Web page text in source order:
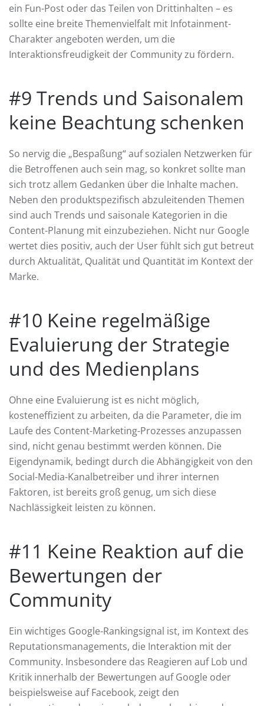
ein Fun-Post oder das Teilen von Drittinhalten – es
sollte eine breite Themenvielfalt mit Infotainment-
Charakter angeboten werden, um die
Interaktionsfreudigkeit der Community zu fördern.
#9 Trends und Saisonalem
keine Beachtung schenken
So nervig die „Bespaßung“ auf sozialen Netzwerken für
die Betroffenen auch sein mag, so konkret sollte man
sich trotz allem Gedanken über die Inhalte machen.
Neben den produktspezifisch abzuleitenden Themen
sind auch Trends und saisonale Kategorien in die
Content-Planung mit einzubeziehen. Nicht nur Google
wertet dies positiv, auch der User fühlt sich gut betreut
durch Aktualität, Qualität und Quantität im Kontext der
Marke.
#10 Keine regelmäßige
Evaluierung der Strategie
und des Medienplans
Ohne eine Evaluierung ist es nicht möglich,
kosteneffizient zu arbeiten, da die Parameter, die im
Laufe des Content-Marketing-Prozesses anzupassen
sind, nicht genau bestimmt werden können. Die
Eigendynamik, bedingt durch die Abhängigkeit von den
Social-Media-Kanalbetreiber und ihrer internen
Faktoren, ist bereits groß genug, um sich diese
Nachlässigkeit leisten zu können.
#11 Keine Reaktion auf die
Bewertungen der
Community
Ein wichtiges Google-Rankingsignal ist, im Kontext des
Reputationsmanagements, die Interaktion mit der
Community. Insbesondere das Reagieren auf Lob und
Kritik innerhalb der Bewertungen auf Google oder
beispielsweise auf Facebook, zeigt den